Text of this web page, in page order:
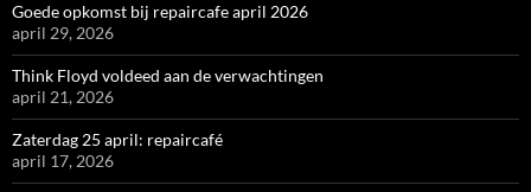
Goede opkomst bij repaircafe april 2026
april 29, 2026
Think Floyd voldeed aan de verwachtingen
april 21, 2026
Zaterdag 25 april: repaircafé
april 17, 2026